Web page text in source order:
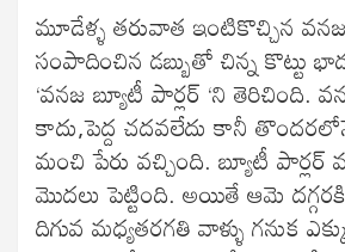
మూడేళ్ళ తరువాత ఇంటికొచ్చిన
సంపాదించిన డబ్బుతో చిన్న కొట్టు
‘వనజ బ్యూటీ పార్లర్ ‘ని తెరిచింది.
కాదు,పెద్ద చదవలేదు కానీ
మంచి పేరు వచ్చింది. బ్యూటీ
మొదలు పెట్టింది. అయితే ఆమె
దిగువ మధ్యతరగతి వాళ్ళు గనుక